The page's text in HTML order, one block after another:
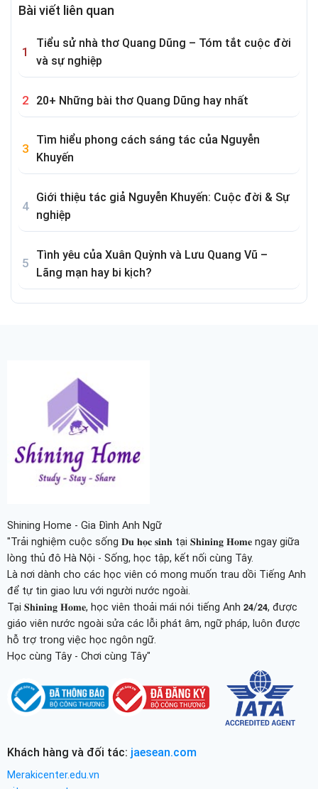
Bài viết liên quan
Tiểu sử nhà thơ Quang Dũng – Tóm tắt cuộc đời
và sự nghiệp
20+ Những bài thơ Quang Dũng hay nhất
Tìm hiểu phong cách sáng tác của Nguyễn
Khuyến
Giới thiệu tác giả Nguyễn Khuyến: Cuộc đời & Sự
nghiệp
Tình yêu của Xuân Quỳnh và Lưu Quang Vũ –
Lãng mạn hay bi kịch?
Shining Home - Gia Đình Anh Ngữ
"Trải nghiệm cuộc sống 𝐃𝐮 𝐡𝐨̣𝐜 𝐬𝐢𝐧𝐡 tại 𝐒𝐡𝐢𝐧𝐢𝐧𝐠 𝐇𝐨𝐦𝐞 ngay giữa
lòng thủ đô Hà Nội - Sống, học tập, kết nối cùng Tây.
Là nơi dành cho các học viên có mong muốn trau dồi Tiếng Anh
để tự tin giao lưu với người nước ngoài.
Tại 𝐒𝐡𝐢𝐧𝐢𝐧𝐠 𝐇𝐨𝐦𝐞, học viên thoải mái nói tiếng Anh 𝟮𝟰/𝟮𝟰, được
giáo viên nước ngoài sửa các lỗi phát âm, ngữ pháp, luôn được
hỗ trợ trong việc học ngôn ngữ.
Học cùng Tây - Chơi cùng Tây"
Khách hàng và đối tác: jaesean.com
Merakicenter.edu.vn